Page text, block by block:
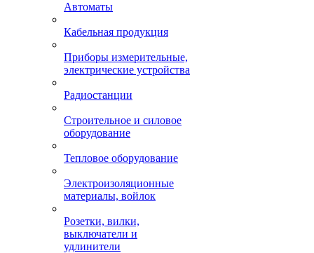
Автоматы
Кабельная продукция
Приборы измерительные,
электрические устройства
Радиостанции
Строительное и силовое
оборудование
Тепловое оборудование
Электроизоляционные
материалы, войлок
Розетки, вилки,
выключатели и
удлинители